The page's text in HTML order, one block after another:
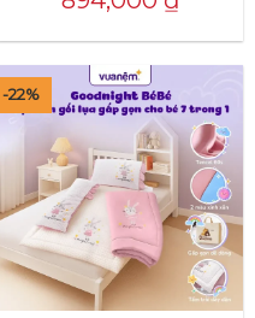
-22%